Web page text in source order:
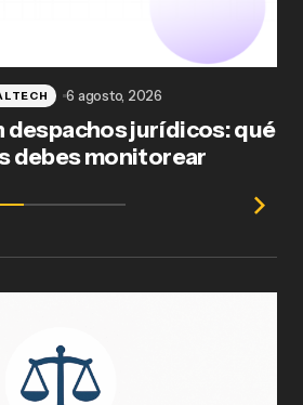
despachos jurídicos: qué
debes monitorear
6 agosto, 2026